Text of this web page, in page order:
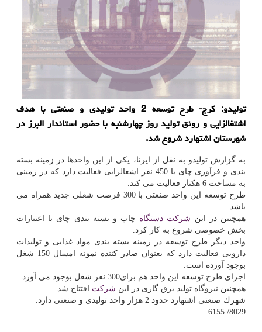
تولیدو: كرج- طرح توسعه 2 واحد تولیدی و صنعتی با هدف
اشتغالزایی و رونق تولید روز چهارشنبه با حضور استاندار البرز در
شهرستان اشتهارد شروع شد.
به گزارش تولیدو به نقل از ایرنا، یكی از این واحدها در زمینه بسته
بندی و فرآوری چای با 450 نفر اشغالزایی فعالیت دارد كه در زمینی
به مساحت 6 هكتار فعالیت می كند.
طرح توسعه این واحد صنعتی با 300 فرصت شغلی جدید همراه می
باشد.
همچنین در این شركت دستگاه چاپ و بسته بندی چای با اعتبارات
بخش خصوصی شروع به كار كرد.
واحد دیگر طرح توسعه در زمینه بسته بندی مواد غذایی و تولیدات
دارویی فعالیت دارد كه بعنوان صادر كننده نمونه امسال 150 شغل
بوجود آورده است.
اجرای طرح توسعه این واحد هم برای300 نفر شغل بوجود می آورد.
همچنین نیروگاه تولید برق گازی در این شركت افتتاح شد.
شهرك صنعتی اشتهارد حدود 2 هزار واحد تولیدی و صنعتی دارد.
8029/ 6155